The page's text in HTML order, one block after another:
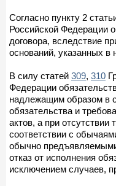
Согласно пункту 2
Российской Федерации
договора, вследствие
оснований, указанных в
В силу статей 309, 310
Федерации
надлежащим образом в
обязательства и
актов, а при отсутствии
соответствии с
обычно
отказ от исполнения
исключением случаев,